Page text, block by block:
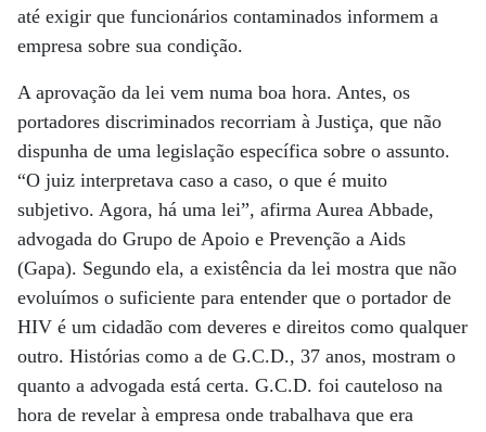
até exigir que funcionários contaminados informem a
empresa sobre sua condição.
A aprovação da lei vem numa boa hora. Antes, os
portadores discriminados recorriam à Justiça, que não
dispunha de uma legislação específica sobre o assunto.
“O juiz interpretava caso a caso, o que é muito
subjetivo. Agora, há uma lei”, afirma Aurea Abbade,
advogada do Grupo de Apoio e Prevenção a Aids
(Gapa). Segundo ela, a existência da lei mostra que não
evoluímos o suficiente para entender que o portador de
HIV é um cidadão com deveres e direitos como qualquer
outro. Histórias como a de G.C.D., 37 anos, mostram o
quanto a advogada está certa. G.C.D. foi cauteloso na
hora de revelar à empresa onde trabalhava que era